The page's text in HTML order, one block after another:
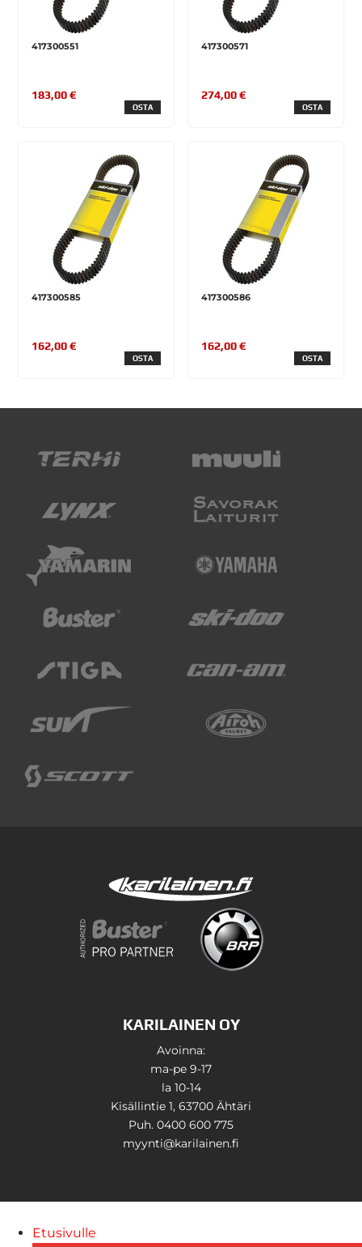
417300551
183,00 €
OSTA
417300571
274,00 €
OSTA
417300585
162,00 €
OSTA
417300586
162,00 €
OSTA
KARILAINEN OY
Avoinna:
ma-pe 9-17
la 10-14
Kisällintie 1, 63700 Ähtäri
Puh. 0400 600 775
myynti@karilainen.fi
Etusivulle